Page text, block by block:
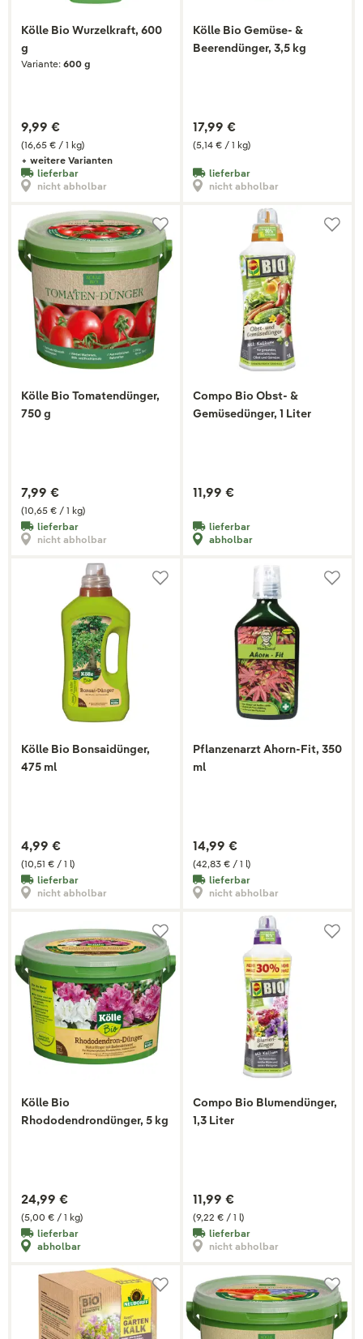
Kölle Bio Wurzelkraft, 600
g
Variante: 600 g
(16,65 € / 1 kg)
9,99 €
+ weitere Varianten
lieferbar
nicht abholbar
Kölle Bio Gemüse- &
Beerendünger, 3,5 kg
(5,14 € / 1 kg)
17,99 €
lieferbar
nicht abholbar
Kölle Bio Tomatendünger,
750 g
(10,65 € / 1 kg)
7,99 €
lieferbar
nicht abholbar
Compo Bio Obst- &
Gemüsedünger, 1 Liter
11,99 €
lieferbar
abholbar
Kölle Bio Bonsaidünger,
475 ml
(10,51 € / 1 l)
4,99 €
lieferbar
nicht abholbar
Pflanzenarzt Ahorn-Fit, 350
ml
(42,83 € / 1 l)
14,99 €
lieferbar
nicht abholbar
Kölle Bio
Rhododendrondünger, 5 kg
(5,00 € / 1 kg)
24,99 €
lieferbar
abholbar
Compo Bio Blumendünger,
1,3 Liter
(9,22 € / 1 l)
11,99 €
lieferbar
nicht abholbar